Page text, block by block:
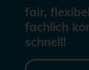
fair,
fachlich
schnell!